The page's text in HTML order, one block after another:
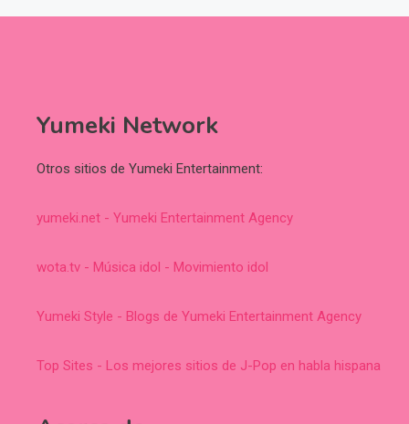
Yumeki Network
Otros sitios de Yumeki Entertainment:
yumeki.net - Yumeki Entertainment Agency
wota.tv - Música idol - Movimiento idol
Yumeki Style - Blogs de Yumeki Entertainment Agency
Top Sites - Los mejores sitios de J-Pop en habla hispana